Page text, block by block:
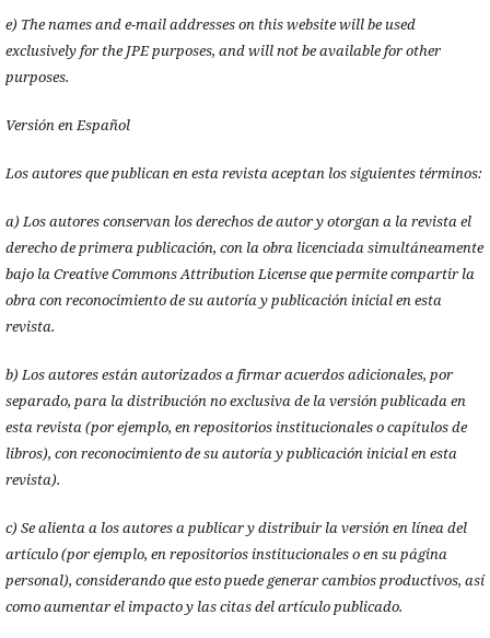
e) The names and e-mail addresses on this website will be used
exclusively for the JPE purposes, and will not be available for other
purposes.
Versión en Español
Los autores que publican en esta revista aceptan los siguientes términos:
a) Los autores conservan los derechos de autor y otorgan a la revista el
derecho de primera publicación, con la obra licenciada simultáneamente
bajo la Creative Commons Attribution License que permite compartir la
obra con reconocimiento de su autoría y publicación inicial en esta
revista.
b) Los autores están autorizados a firmar acuerdos adicionales, por
separado, para la distribución no exclusiva de la versión publicada en
esta revista (por ejemplo, en repositorios institucionales o capítulos de
libros), con reconocimiento de su autoría y publicación inicial en esta
revista).
c) Se alienta a los autores a publicar y distribuir la versión en línea del
artículo (por ejemplo, en repositorios institucionales o en su página
personal), considerando que esto puede generar cambios productivos, así
como aumentar el impacto y las citas del artículo publicado.